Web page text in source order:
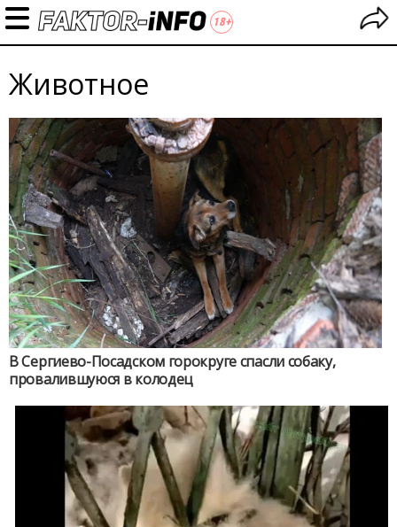
Животное
В Сергиево-Посадском горокруге спасли собаку,
провалившуюся в колодец